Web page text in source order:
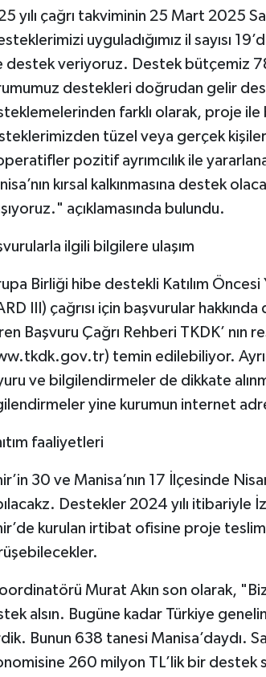
yılı çağrı takviminin 25 Mart 2025
uyguladığımız il sayısı
destek veriyoruz. Destek bütçemiz
destekleri doğrudan gelir
farklı olarak, proje ile
tüzel veya gerçek
pozitif ayrımcılık ile
kırsal kalkınmasına destek
açıklamasında bulundu.
ilgili bilgilere ulaşım
Birliği hibe destekli Katılım Öncesi
III) çağrısı için başvurular
Başvuru Çağrı Rehberi TKDK’ nın
temin edilebiliyor.
ve bilgilendirmeler de dikkate
yine kurumun internet
faaliyetleri
30 ve Manisa’nın 17 İlçesinde
Destekler 2024 yılı itibariyle
kurulan irtibat ofisine proje
Murat Akın son olarak,
alsın. Bugüne kadar Türkiye
Bunun 638 tanesi Manisa’daydı.
260 milyon TL’lik bir destek